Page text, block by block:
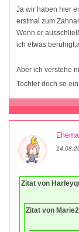
Ja wir haben hier
erstmal zum
Wenn er
ich etwas
Aber ich verstehe
Tochter doch so
Zitat von
Zitat von